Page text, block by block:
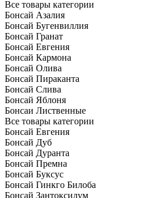
Все товары категории
Бонсай Азалия
Бонсай Бугенвиллия
Бонсай Гранат
Бонсай Евгения
Бонсай Кармона
Бонсай Олива
Бонсай Пираканта
Бонсай Слива
Бонсай Яблоня
Бонсаи Лиственные
Все товары категории
Бонсай Евгения
Бонсай Дуб
Бонсай Дуранта
Бонсай Премна
Бонсай Буксус
Бонсай Гинкго Билоба
Бонсай Зантоксилум